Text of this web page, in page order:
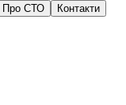
Про СТО Контакти